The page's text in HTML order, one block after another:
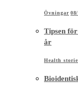
Övningar
Tipsen
år
Health